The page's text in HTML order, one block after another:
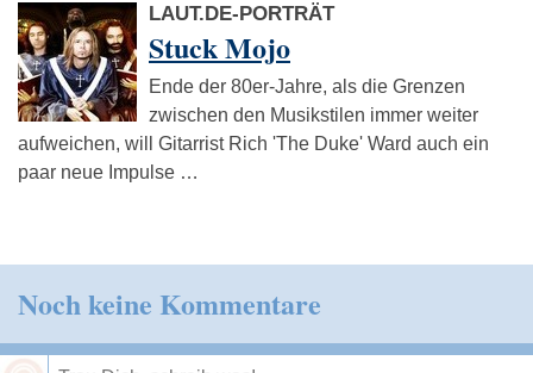
LAUT.DE-PORTRÄT
Stuck Mojo
Ende der 80er-Jahre, als die Grenzen
zwischen den Musikstilen immer weiter
aufweichen, will Gitarrist Rich 'The Duke' Ward auch ein
paar neue Impulse …
Noch keine Kommentare